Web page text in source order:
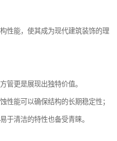
性能，使其成为现代建筑装饰的理
管更是展现出独特价值。
性能可以确保结构的长期稳定性；
于清洁的特性也备受青睐。